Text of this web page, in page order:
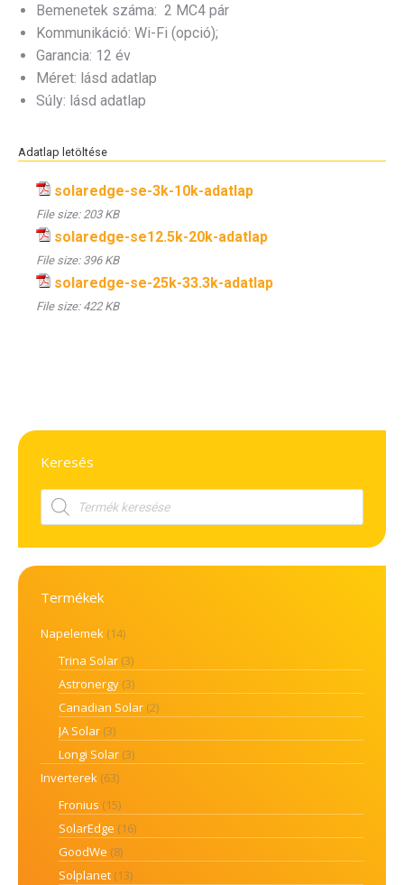
Bemenetek száma: 2 MC4 pár
Kommunikáció: Wi-Fi (opció);
Garancia: 12 év
Méret: lásd adatlap
Súly: lásd adatlap
Adatlap letöltése
solaredge-se-3k-10k-adatlap
File size:203 KB
solaredge-se12.5k-20k-adatlap
File size:396 KB
solaredge-se-25k-33.3k-adatlap
File size:422 KB
Keresés
Products
search
Termékek
Napelemek (14)
Trina Solar (3)
Astronergy (3)
Canadian Solar (2)
JA Solar (3)
Longi Solar (3)
Inverterek (63)
Fronius (15)
SolarEdge (16)
GoodWe (8)
Solplanet (13)